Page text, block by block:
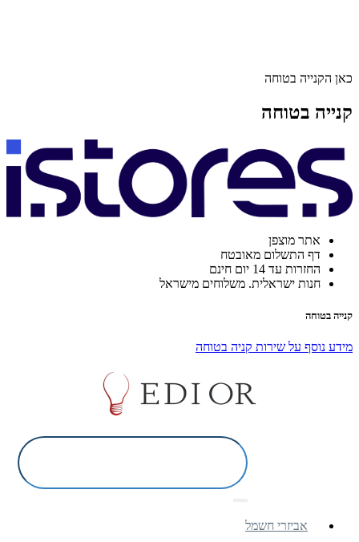
כאן הקנייה בטוחה
קנייה בטוחה
אתר מוצפן
דף התשלום מאובטח
החזרות עד 14 יום חינם
חנות ישראלית. משלוחים מישראל
קנייה בטוחה
מידע נוסף על שירות קניה בטוחה
אביזרי חשמל